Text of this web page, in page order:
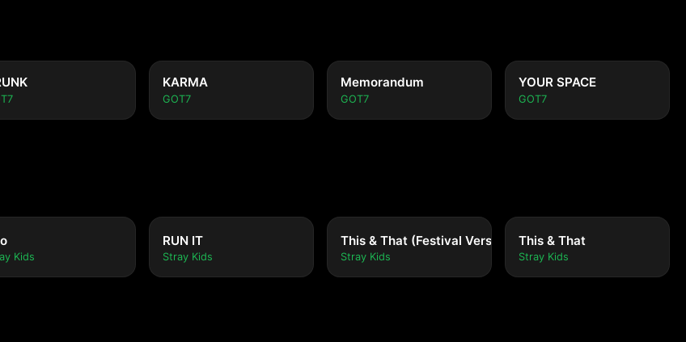
KARMA
GOT7
Memorandum
GOT7
YOUR SPACE
GOT7
Kids
RUN IT
Stray Kids
This & That (Festival Version)
Stray Kids
This & That
Stray Kids